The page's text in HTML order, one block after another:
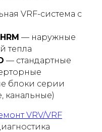
VRF-система с
— наружные
тепла
— стандартные
блоки серии
канальные)
VRV/VRF